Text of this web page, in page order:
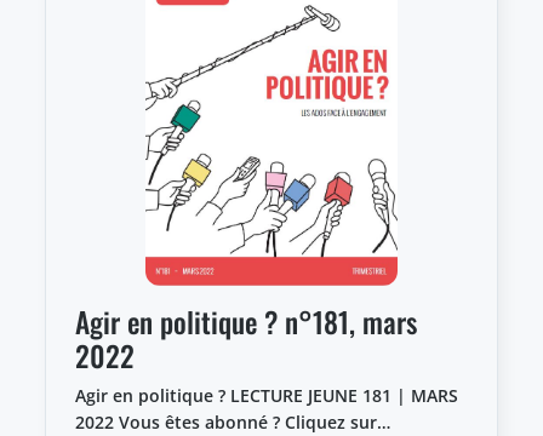
Agir en politique ? n°181, mars
2022
Agir en politique ? LECTURE JEUNE 181 | MARS
2022 Vous êtes abonné ? Cliquez sur…